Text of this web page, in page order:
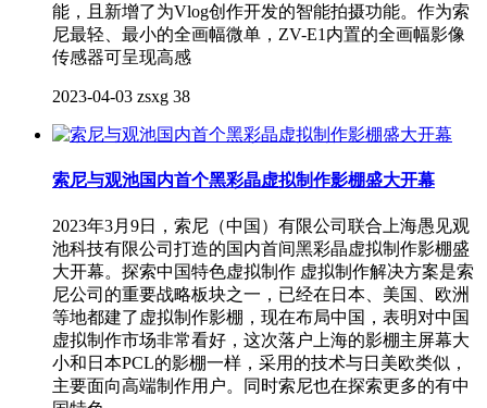
能，且新增了为Vlog创作开发的智能拍摄功能。作为索
尼最轻、最小的全画幅微单，ZV-E1内置的全画幅影像
传感器可呈现高感
2023-04-03 zsxg 38
索尼与观池国内首个黑彩晶虚拟制作影棚盛大开幕
2023年3月9日，索尼（中国）有限公司联合上海愚见观
池科技有限公司打造的国内首间黑彩晶虚拟制作影棚盛
大开幕。探索中国特色虚拟制作 虚拟制作解决方案是索
尼公司的重要战略板块之一，已经在日本、美国、欧洲
等地都建了虚拟制作影棚，现在布局中国，表明对中国
虚拟制作市场非常看好，这次落户上海的影棚主屏幕大
小和日本PCL的影棚一样，采用的技术与日美欧类似，
主要面向高端制作用户。同时索尼也在探索更多的有中